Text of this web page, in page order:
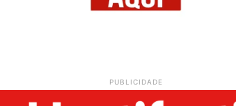
PUBLICIDADE